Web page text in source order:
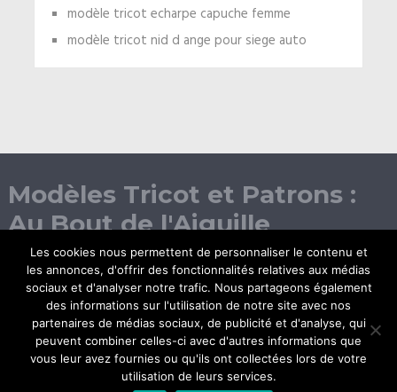
modèle tricot echarpe capuche femme
modèle tricot nid d ange pour siege auto
Modèles Tricot et Patrons :
Au Bout de l'Aiguille
Les cookies nous permettent de personnaliser le contenu et
les annonces, d'offrir des fonctionnalités relatives aux médias
sociaux et d'analyser notre trafic. Nous partageons également
des informations sur l'utilisation de notre site avec nos
partenaires de médias sociaux, de publicité et d'analyse, qui
peuvent combiner celles-ci avec d'autres informations que
vous leur avez fournies ou qu'ils ont collectées lors de votre
utilisation de leurs services.